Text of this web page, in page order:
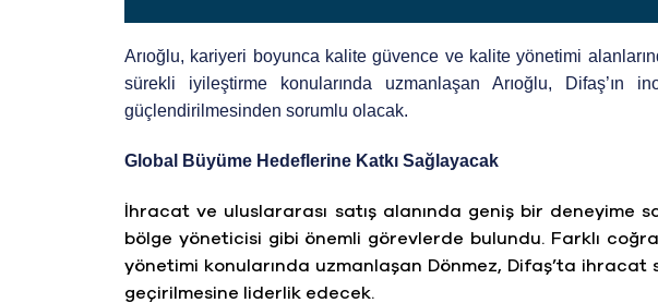
Arıoğlu, kariyeri boyunca kalite güvence ve kalite yönetimi
sürekli iyileştirme konularında uzmanlaşan Arıoğlu, Difaş’ın
güçlendirilmesinden sorumlu olacak.
Global Büyüme Hedeflerine Katkı Sağlayacak
İhracat ve uluslararası satış alanında geniş bir
bölge yöneticisi gibi önemli görevlerde bulundu. Farklı
yönetimi konularında uzmanlaşan Dönmez, Difaş’ta
geçirilmesine liderlik edecek.